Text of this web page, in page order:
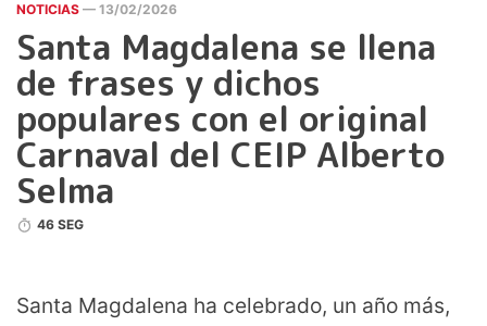
NOTICIAS — 13/02/2026
Santa Magdalena se llena
de frases y dichos
populares con el original
Carnaval del CEIP Alberto
Selma
46 SEG
Santa Magdalena ha celebrado, un año más,